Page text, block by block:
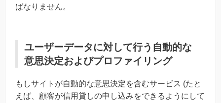
ばなりません。
ユーザーデータに対して行う自動的な
意思決定およびプロファイリング
もしサイトが自動的な意思決定を含むサービス (たと
えば、顧客が信用貸しの申し込みをできるようにして